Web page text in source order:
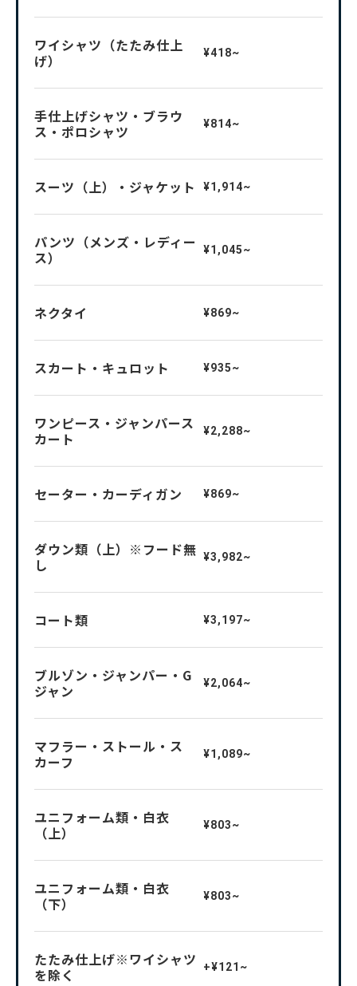
ワイシャツ（たたみ仕上
げ）
¥418~
手仕上げシャツ・ブラウ
ス・ポロシャツ
¥814~
スーツ（上）・ジャケット ¥1,914~
パンツ（メンズ・レディー
ス）
¥1,045~
ネクタイ ¥869~
スカート・キュロット ¥935~
ワンピース・ジャンパース
カート
¥2,288~
セーター・カーディガン ¥869~
ダウン類（上）※フード無
し
¥3,982~
コート類 ¥3,197~
ブルゾン・ジャンパー・G
ジャン
¥2,064~
マフラー・ストール・ス
カーフ
¥1,089~
ユニフォーム類・白衣
（上）
¥803~
ユニフォーム類・白衣
（下）
¥803~
たたみ仕上げ※ワイシャツ
を除く
+¥121~